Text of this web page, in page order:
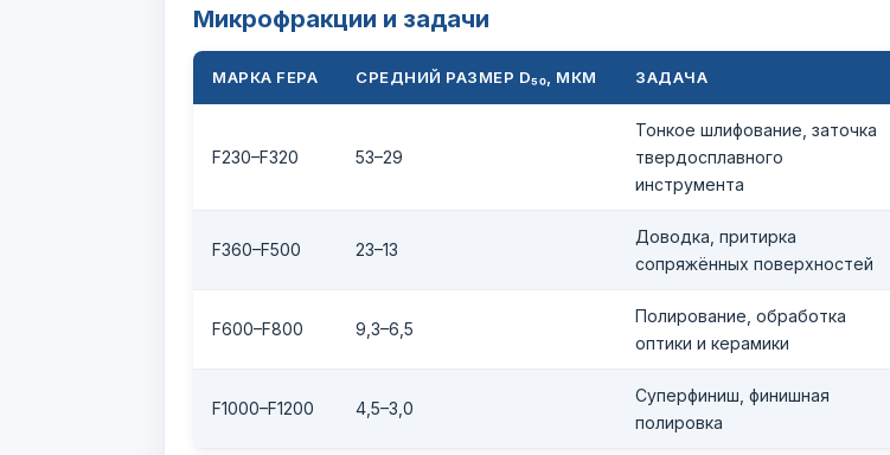
Микрофракции и задачи
МАРКА FEPA СРЕДНИЙ РАЗМЕР D₅₀, МКМ ЗАДАЧА
F230–F320 53–29
Тонкое шлифование, заточка
твердосплавного
инструмента
F360–F500 23–13
Доводка, притирка
сопряжённых поверхностей
F600–F800 9,3–6,5
Полирование, обработка
оптики и керамики
F1000–F1200 4,5–3,0
Суперфиниш, финишная
полировка